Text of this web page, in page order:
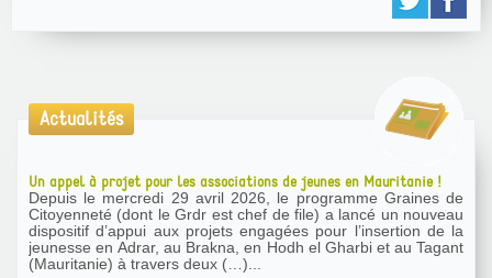
Actualités
Un appel à projet pour les associations de jeunes en Mauritanie !
Depuis le mercredi 29 avril 2026, le programme Graines de
Citoyenneté (dont le Grdr est chef de file) a lancé un nouveau
dispositif d’appui aux projets engagées pour l’insertion de la
jeunesse en Adrar, au Brakna, en Hodh el Gharbi et au Tagant
(Mauritanie) à travers deux (…)...